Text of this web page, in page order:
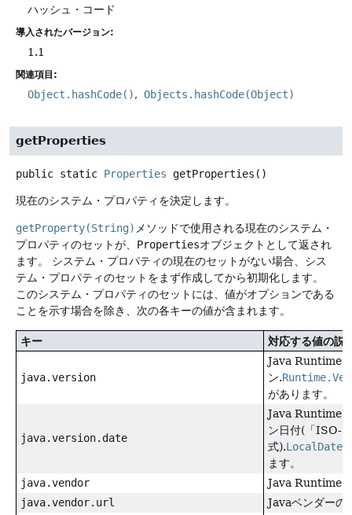
ハッシュ・コード
導入されたバージョン:
1.1
関連項目:
Object.hashCode() Objects.hashCode(Object)
getProperties
public static Properties getProperties ()
現在のシステム・プロパティを決定します。
getProperty(String) メソッドで使用される現在のシステム・
プロパティのセットが、 Propertiesオブジェクトとして返され
ます。
システム・プロパティの現在のセットがない場合、シス
テム・プロパティのセットをまず作成してから初期化します。
このシステム・プロパティのセットには、値がオプションである
ことを示す場合を除き、次の各キーの値が含まれます。
キー 対応する値の説
java.version
Java Runtime
ン.
があります。
java.version.date
Java Runtime
ン日付(「ISO-
式).LocalDate
ます。
java.vendor
Java Runtime
java.vendor.url
Javaベンダーの